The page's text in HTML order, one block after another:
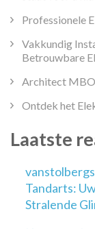
Professionele
Vakkundig
Betrouwbare
Architect
Ontdek het
Laatste
Tandarts:
Stralende